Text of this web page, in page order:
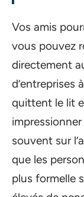
Vos amis
vous pouvez
directement
d’entreprises
quittent le lit
souvent sur
que les
plus formelle